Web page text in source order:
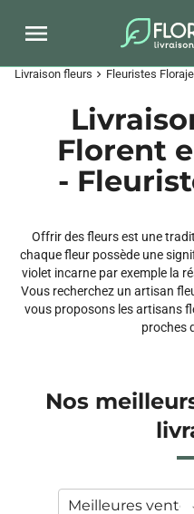
Livraison fleurs chevron_right Fleuristes
Florent
-
Offrir des fleurs est une
chaque fleur possède une
violet incarne par exemple la
Vous recherchez un artisan
vous proposons les artisans
proches
Nos